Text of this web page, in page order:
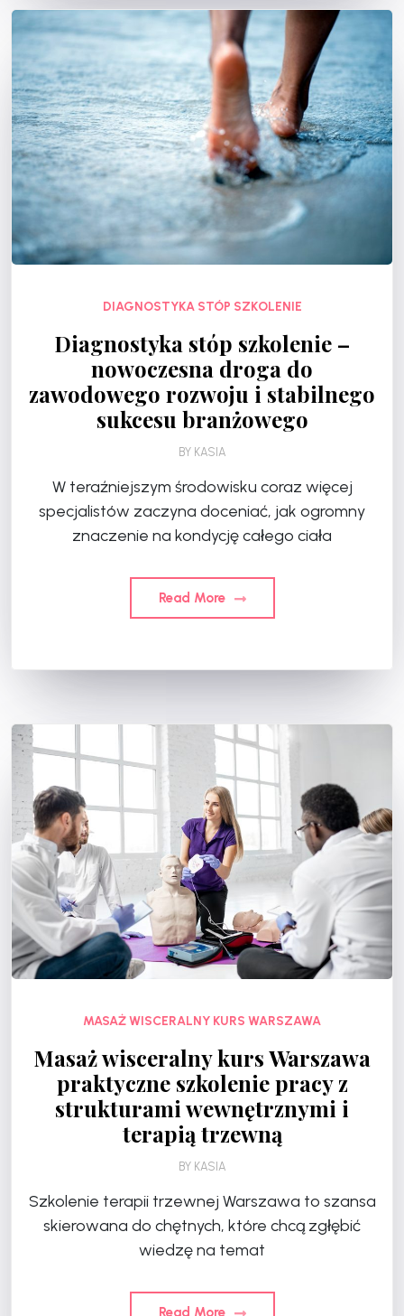
DIAGNOSTYKA STÓP SZKOLENIE
Diagnostyka stóp szkolenie –
nowoczesna droga do
zawodowego rozwoju i stabilnego
sukcesu branżowego
BY KASIA
W teraźniejszym środowisku coraz więcej
specjalistów zaczyna doceniać, jak ogromny
znaczenie na kondycję całego ciała
Read More
MASAŻ WISCERALNY KURS WARSZAWA
Masaż wisceralny kurs Warszawa
praktyczne szkolenie pracy z
strukturami wewnętrznymi i
terapią trzewną
BY KASIA
Szkolenie terapii trzewnej Warszawa to szansa
skierowana do chętnych, które chcą zgłębić
wiedzę na temat
Read More